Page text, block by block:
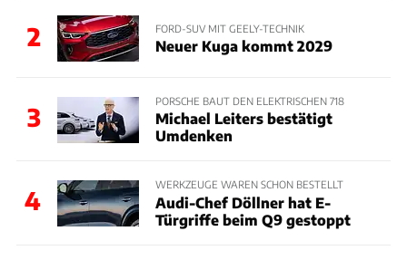
2 FORD-SUV MIT GEELY-TECHNIK
Neuer Kuga kommt 2029
3
PORSCHE BAUT DEN ELEKTRISCHEN 718
Michael Leiters bestätigt
Umdenken
4
WERKZEUGE WAREN SCHON BESTELLT
Audi-Chef Döllner hat E-
Türgriffe beim Q9 gestoppt